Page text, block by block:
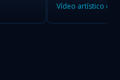
Vídeo artístico do